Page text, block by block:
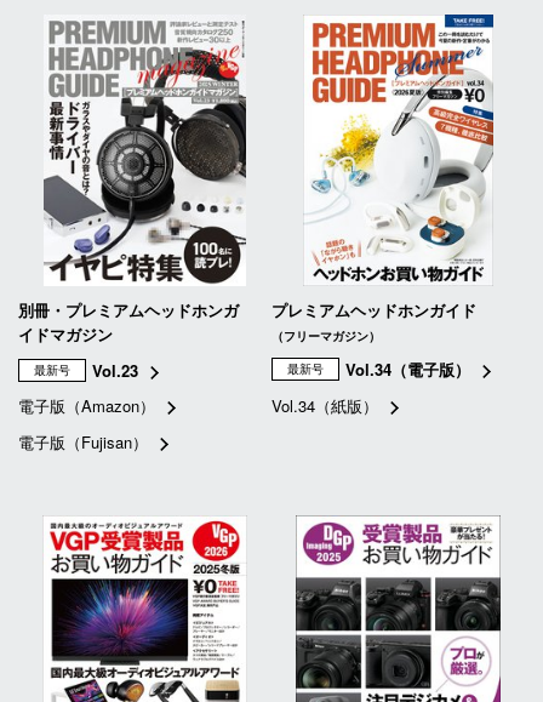
別冊・プレミアムヘッドホンガ
イドマガジン
最新号
Vol.23
電子版（Amazon）
電子版（Fujisan）
プレミアムヘッドホンガイド
（フリーマガジン）
最新号
Vol.34（電子版）
Vol.34（紙版）